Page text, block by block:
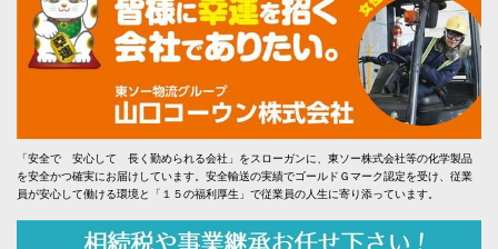
「安全で 安心して 長く勤められる会社」をスローガンに、東ソー株式会社等の化学製品
を安全かつ確実にお届けしています。安全輸送の実績でゴールドＧマーク認定を受け、従業
員が安心して働ける環境と「１５の福利厚生」で従業員の人生に寄り添っています。